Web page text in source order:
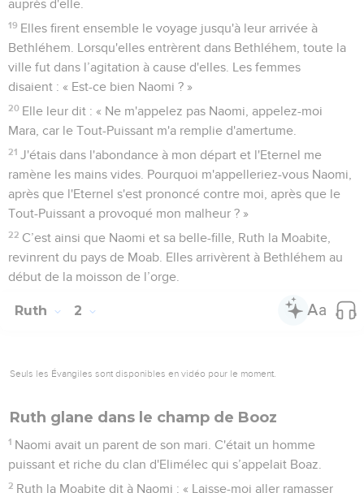
auprès d'elle.
19 Elles firent ensemble le voyage jusqu'à leur arrivée à
Bethléhem. Lorsqu'elles entrèrent dans Bethléhem, toute la
ville fut dans l’agitation à cause d'elles. Les femmes
disaient : « Est-ce bien Naomi ? »
20 Elle leur dit : « Ne m'appelez pas Naomi, appelez-moi
Mara, car le Tout-Puissant m'a remplie d'amertume.
21 J'étais dans l'abondance à mon départ et l'Eternel me
ramène les mains vides. Pourquoi m'appelleriez-vous Naomi,
après que l'Eternel s'est prononcé contre moi, après que le
Tout-Puissant a provoqué mon malheur ? »
22 C’est ainsi que Naomi et sa belle-fille, Ruth la Moabite,
revinrent du pays de Moab. Elles arrivèrent à Bethléhem au
début de la moisson de l’orge.
Ruth 2
Seuls les Évangiles sont disponibles en vidéo pour le moment.
Ruth glane dans le champ de Booz
1 Naomi avait un parent de son mari. C'était un homme
puissant et riche du clan d'Elimélec qui s’appelait Boaz.
2 Ruth la Moabite dit à Naomi : « Laisse-moi aller ramasser